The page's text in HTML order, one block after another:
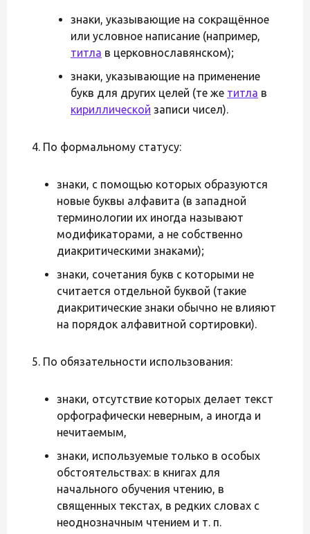
знаки, указывающие на сокращённое
или условное написание (например,
титла в церковнославянском);
знаки, указывающие на применение
букв для других целей (те же титла в
кириллической записи чисел).
По формальному статусу:
знаки, с помощью которых образуются
новые буквы алфавита (в западной
терминологии их иногда называют
модификаторами, а не собственно
диакритическими знаками);
знаки, сочетания букв с которыми не
считается отдельной буквой (такие
диакритические знаки обычно не влияют
на порядок алфавитной сортировки).
По обязательности использования:
знаки, отсутствие которых делает текст
орфографически неверным, а иногда и
нечитаемым,
знаки, используемые только в особых
обстоятельствах: в книгах для
начального обучения чтению, в
священных текстах, в редких словах с
неоднозначным чтением и т. п.